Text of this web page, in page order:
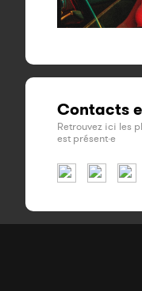
Contacts
Retrouvez ici les
est présent·e